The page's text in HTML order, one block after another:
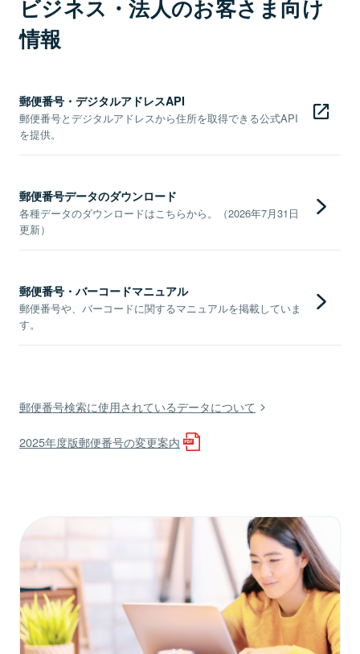
ビジネス・法人のお客さま向け
情報
郵便番号・デジタルアドレスAPI
郵便番号とデジタルアドレスから住所を取得できる公式API
を提供。
郵便番号データのダウンロード
各種データのダウンロードはこちらから。（2026年7月31日
更新）
郵便番号・バーコードマニュアル
郵便番号や、バーコードに関するマニュアルを掲載していま
す。
郵便番号検索に使用されているデータについて
2025年度版郵便番号の変更案内